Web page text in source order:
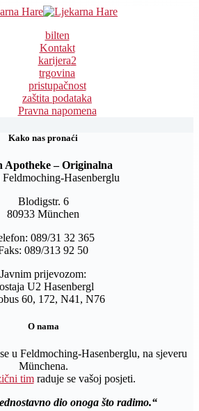
bilten
Kontakt
karijera2
trgovina
pristupačnost
zaštita podataka
Pravna napomena
Kako nas pronaći
Apotheke – Originalna
Feldmoching-Hasenberglu
Blodigstr. 6
80933 München
089/31 32 365
089/313 92 50
Javnim prijevozom:
U2 Hasenbergl
60, 172, N41, N76
O nama
u Feldmoching-Hasenberglu, na sjeveru
Münchena.
timraduje se vašoj posjeti.
dio onoga što radimo.